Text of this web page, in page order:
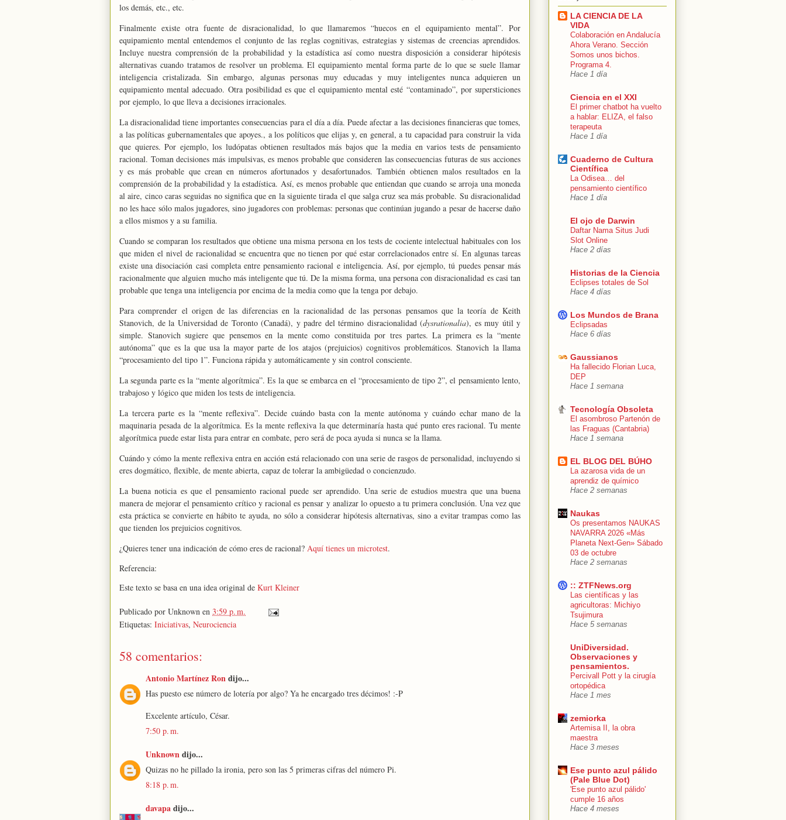
los demás, etc., etc.
Finalmente existe otra fuente de disracionalidad, lo que llamaremos “huecos en el equipamiento mental”. Por
equipamiento mental entendemos el conjunto de las reglas cognitivas, estrategias y sistemas de creencias aprendidos.
Incluye nuestra comprensión de la probabilidad y la estadística así como nuestra disposición a considerar hipótesis
alternativas cuando tratamos de resolver un problema. El equipamiento mental forma parte de lo que se suele llamar
inteligencia cristalizada. Sin embargo, algunas personas muy educadas y muy inteligentes nunca adquieren un
equipamiento mental adecuado. Otra posibilidad es que el equipamiento mental esté “contaminado”, por supersticiones
por ejemplo, lo que lleva a decisiones irracionales.
La disracionalidad tiene importantes consecuencias para el día a día. Puede afectar a las decisiones financieras que tomes,
a las políticas gubernamentales que apoyes., a los políticos que elijas y, en general, a tu capacidad para construir la vida
que quieres. Por ejemplo, los ludópatas obtienen resultados más bajos que la media en varios tests de pensamiento
racional. Toman decisiones más impulsivas, es menos probable que consideren las consecuencias futuras de sus acciones
y es más probable que crean en números afortunados y desafortunados. También obtienen malos resultados en la
comprensión de la probabilidad y la estadística. Así, es menos probable que entiendan que cuando se arroja una moneda
al aire, cinco caras seguidas no significa que en la siguiente tirada el que salga cruz sea más probable. Su disracionalidad
no les hace sólo malos jugadores, sino jugadores con problemas: personas que continúan jugando a pesar de hacerse daño
a ellos mismos y a su familia.
Cuando se comparan los resultados que obtiene una misma persona en los tests de cociente intelectual habituales con los
que miden el nivel de racionalidad se encuentra que no tienen por qué estar correlacionados entre sí. En algunas tareas
existe una disociación casi completa entre pensamiento racional e inteligencia. Así, por ejemplo, tú puedes pensar más
racionalmente que alguien mucho más inteligente que tú. De la misma forma, una persona con disracionalidad es casi tan
probable que tenga una inteligencia por encima de la media como que la tenga por debajo.
Para comprender el origen de las diferencias en la racionalidad de las personas pensamos que la teoría de Keith
Stanovich, de la Universidad de Toronto (Canadá), y padre del término disracionalidad (dysrationalia), es muy útil y
simple. Stanovich sugiere que pensemos en la mente como constituida por tres partes. La primera es la “mente
autónoma” que es la que usa la mayor parte de los atajos (prejuicios) cognitivos problemáticos. Stanovich la llama
“procesamiento del tipo 1”. Funciona rápida y automáticamente y sin control consciente.
La segunda parte es la “mente algorítmica”. Es la que se embarca en el “procesamiento de tipo 2”, el pensamiento lento,
trabajoso y lógico que miden los tests de inteligencia.
La tercera parte es la “mente reflexiva”. Decide cuándo basta con la mente autónoma y cuándo echar mano de la
maquinaria pesada de la algorítmica. Es la mente reflexiva la que determinaría hasta qué punto eres racional. Tu mente
algorítmica puede estar lista para entrar en combate, pero será de poca ayuda si nunca se la llama.
Cuándo y cómo la mente reflexiva entra en acción está relacionado con una serie de rasgos de personalidad, incluyendo si
eres dogmático, flexible, de mente abierta, capaz de tolerar la ambigüedad o concienzudo.
La buena noticia es que el pensamiento racional puede ser aprendido. Una serie de estudios muestra que una buena
manera de mejorar el pensamiento crítico y racional es pensar y analizar lo opuesto a tu primera conclusión. Una vez que
esta práctica se convierte en hábito te ayuda, no sólo a considerar hipótesis alternativas, sino a evitar trampas como las
que tienden los prejuicios cognitivos.
¿Quieres tener una indicación de cómo eres de racional? Aquí tienes un microtest.
Referencia:
Este texto se basa en una idea original de Kurt Kleiner
Publicado por Unknown en 3:59 p. m.
Etiquetas: Iniciativas, Neurociencia
58 comentarios:
Antonio Martínez Rondijo...
Has puesto ese número de lotería por algo? Ya he encargado tres décimos! :-P
Excelente artículo, César.
7:50 p. m.
Unknowndijo...
Quizas no he pillado la ironia, pero son las 5 primeras cifras del número Pi.
8:18 p. m.
davapadijo...
LA CIENCIA DE LA
VIDA
Colaboración en Andalucía
Ahora Verano. Sección
Somos unos bichos.
Programa 4.
Hace 1 día
Ciencia en el XXI
El primer chatbot ha vuelto
a hablar: ELIZA, el falso
terapeuta
Hace 1 día
Cuaderno de Cultura
Científica
La Odisea… del
pensamiento científico
Hace 1 día
El ojo de Darwin
Daftar Nama Situs Judi
Slot Online
Hace 2 días
Historias de la Ciencia
Eclipses totales de Sol
Hace 4 días
Los Mundos de Brana
Eclipsadas
Hace 6 días
Gaussianos
Ha fallecido Florian Luca,
DEP
Hace 1 semana
Tecnología Obsoleta
El asombroso Partenón de
las Fraguas (Cantabria)
Hace 1 semana
EL BLOG DEL BÚHO
La azarosa vida de un
aprendiz de químico
Hace 2 semanas
Naukas
Os presentamos NAUKAS
NAVARRA 2026 «Más
Planeta Next-Gen» Sábado
03 de octubre
Hace 2 semanas
:: ZTFNews.org
Las científicas y las
agricultoras: Michiyo
Tsujimura
Hace 5 semanas
UniDiversidad.
Observaciones y
pensamientos.
Percivall Pott y la cirugía
ortopédica
Hace 1 mes
zemiorka
Artemisa II, la obra
maestra
Hace 3 meses
Ese punto azul pálido
(Pale Blue Dot)
'Ese punto azul pálido'
cumple 16 años
Hace 4 meses